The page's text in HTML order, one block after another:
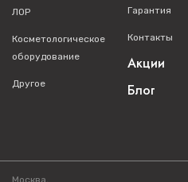
ЛОР
Косметологическое
оборудование
Другое
Гарантия
Контакты
Акции
Блог
Москва,